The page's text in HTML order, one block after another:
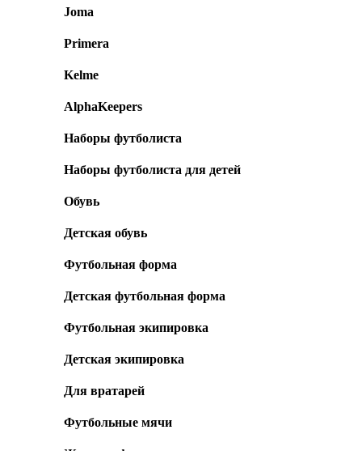
Joma
Primera
Kelme
AlphaKeepers
Наборы футболиста
Наборы футболиста для детей
Обувь
Детская обувь
Футбольная форма
Детская футбольная форма
Футбольная экипировка
Детская экипировка
Для вратарей
Футбольные мячи